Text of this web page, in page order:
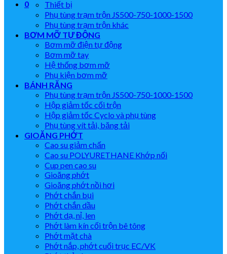
0
Thiết bị
Phụ tùng trạm trộn JS500-750-1000-1500
Phụ tùng trạm trộn khác
BƠM MỠ TỰ ĐỘNG
Bơm mỡ điện tự động
Bơm mỡ tay
Hệ thống bơm mỡ
Phụ kiện bơm mỡ
BÁNH RĂNG
Phụ tùng trạm trộn JS500-750-1000-1500
Hộp giảm tốc cối trộn
Hộp giảm tốc Cyclo và phụ tùng
Phụ tùng vít tải, băng tải
GIOĂNG PHỚT
Cao su giảm chấn
Cao su POLYURETHANE Khớp nối
Cup pen cao su
Gioăng phớt
Gioăng phớt nồi hơi
Phớt chắn bụi
Phớt chắn dầu
Phớt dạ, nỉ, len
Phớt làm kín cối trộn bê tông
Phớt mặt chà
Phớt nắp, phớt cuối trục EC/VK